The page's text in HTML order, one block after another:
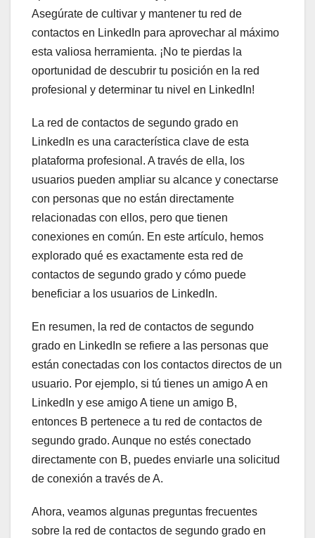
Asegúrate de cultivar y mantener tu red de
contactos en LinkedIn para aprovechar al máximo
esta valiosa herramienta. ¡No te pierdas la
oportunidad de descubrir tu posición en la red
profesional y determinar tu nivel en LinkedIn!
La red de contactos de segundo grado en
LinkedIn es una característica clave de esta
plataforma profesional. A través de ella, los
usuarios pueden ampliar su alcance y conectarse
con personas que no están directamente
relacionadas con ellos, pero que tienen
conexiones en común. En este artículo, hemos
explorado qué es exactamente esta red de
contactos de segundo grado y cómo puede
beneficiar a los usuarios de LinkedIn.
En resumen, la red de contactos de segundo
grado en LinkedIn se refiere a las personas que
están conectadas con los contactos directos de un
usuario. Por ejemplo, si tú tienes un amigo A en
LinkedIn y ese amigo A tiene un amigo B,
entonces B pertenece a tu red de contactos de
segundo grado. Aunque no estés conectado
directamente con B, puedes enviarle una solicitud
de conexión a través de A.
Ahora, veamos algunas preguntas frecuentes
sobre la red de contactos de segundo grado en